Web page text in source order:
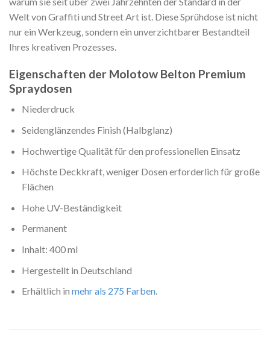
Welt von Graffiti und Street Art ist. Diese Sprühdose ist nicht
nur ein Werkzeug, sondern ein unverzichtbarer Bestandteil
Ihres kreativen Prozesses.
Eigenschaften der Molotow Belton Premium
Spraydosen
Niederdruck
Seidenglänzendes Finish (Halbglanz)
Hochwertige Qualität für den professionellen Einsatz
Höchste Deckkraft, weniger Dosen erforderlich für große
Flächen
Hohe UV-Beständigkeit
Permanent
Inhalt: 400 ml
Hergestellt in Deutschland
Erhältlich in mehr als 275 Farben.